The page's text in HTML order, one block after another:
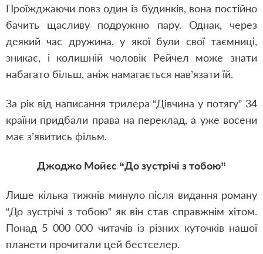
Проїжджаючи повз один із будинків, вона постійно
бачить щасливу подружню пару. Однак, через
деякий час дружина, у якої були свої таємниці,
зникає, і колишній чоловік Рейчел може знати
набагато більш, аніж намагається нав’язати їй.
За рік від написання трилера “Дівчина у потягу” 34
країни придбали права на переклад, а уже восени
має з’явитись фільм.
Джоджо Мойєс “До зустрічі з тобою”
Лише кілька тижнів минуло після видання роману
“До зустрічі з тобою” як він став справжнім хітом.
Понад 5 000 000 читачів із різних куточків нашої
планети прочитали цей бестселер.